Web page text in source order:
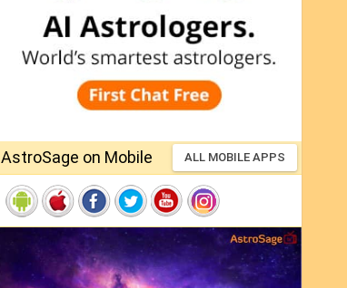
AstroSage on Mobile ALL MOBILE APPS